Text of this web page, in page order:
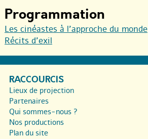
Programmation
Les cinéastes à l’approche du monde
Récits d’exil
RACCOURCIS
Lieux de projection
Partenaires
Qui sommes-nous ?
Nos productions
Plan du site